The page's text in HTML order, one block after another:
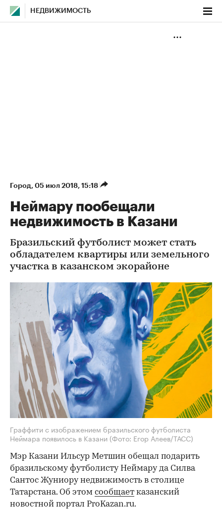
НЕДВИЖИМОСТЬ
Город⁠, 05 июл 2018, 15:18
Неймару пообещали
недвижимость в Казани
Бразильский футболист может стать
обладателем квартиры или земельного
участка в казанском экорайоне
Граффити с изображением бразильского футболиста
Неймара появилось в Казани(Фото: Егор Алеев/ТАСС)
Мэр Казани Ильсур Метшин обещал подарить
бразильскому футболисту Неймару да Силва
Сантос Жуниору недвижимость в столице
Татарстана. Об этом сообщает казанский
новостной портал ProKazan.ru.